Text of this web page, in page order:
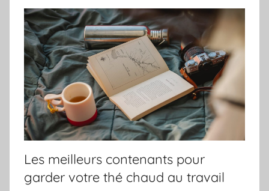
Les meilleurs contenants pour
garder votre thé chaud au travail